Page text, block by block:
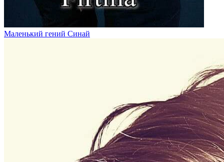
Маленький гений Синай